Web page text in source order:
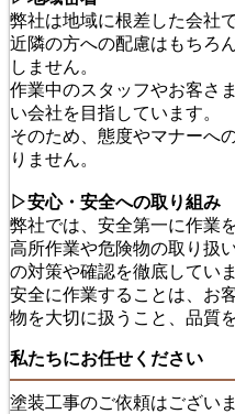
弊社は地域に根差した会社で
近隣の方への配慮はもちろ
しません。
作業中のスタッフやお客さ
い会社を目指しています。
そのため、態度やマナーへ
りません。
▷安心・安全への取り組み
弊社では、安全第一に作業
高所作業や危険物の取り扱
の対策や確認を徹底していま
安全に作業することは、お
物を大切に扱うこと、品質
私たちにお任せください
塗装工事のご依頼はござい